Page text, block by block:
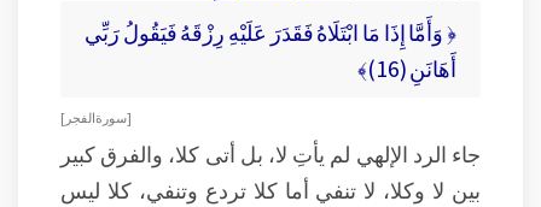
﴿ وَأَمَّا إِذَا مَا ابْتَلَاهُ فَقَدَرَ عَلَيْهِ رِزْقَهُ فَيَقُولُ رَبِّي
أَهَانَنِ (16)﴾
[ سورة الفجر ]
جاء الرد الإلهي لم يأتِ لا، بل أتى كلا، والفرق كبير
بين لا وكلا، لا تنفي أما كلا تردع وتنفي، كلا ليس